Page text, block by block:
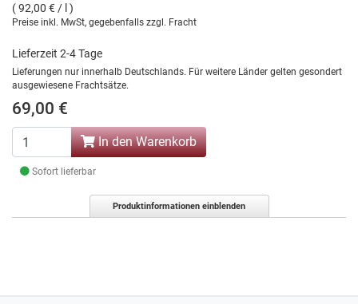
( 92,00 € / l )
Preise inkl. MwSt, gegebenfalls zzgl. Fracht
Lieferzeit 2-4 Tage
Lieferungen nur innerhalb Deutschlands. Für weitere Länder gelten gesondert
ausgewiesene Frachtsätze.
69,00 €
In den Warenkorb
Sofort lieferbar
Produktinformationen einblenden